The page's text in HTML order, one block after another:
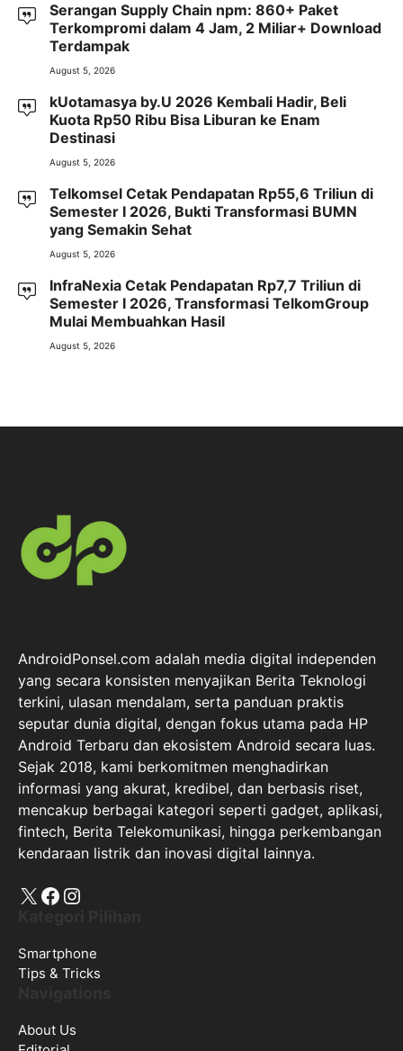
Serangan Supply Chain npm: 860+ Paket
Terkompromi dalam 4 Jam, 2 Miliar+ Download
Terdampak
August 5, 2026
kUotamasya by.U 2026 Kembali Hadir, Beli
Kuota Rp50 Ribu Bisa Liburan ke Enam
Destinasi
August 5, 2026
Telkomsel Cetak Pendapatan Rp55,6 Triliun di
Semester I 2026, Bukti Transformasi BUMN
yang Semakin Sehat
August 5, 2026
InfraNexia Cetak Pendapatan Rp7,7 Triliun di
Semester I 2026, Transformasi TelkomGroup
Mulai Membuahkan Hasil
August 5, 2026
AndroidPonsel.com adalah media digital independen
yang secara konsisten menyajikan Berita Teknologi
terkini, ulasan mendalam, serta panduan praktis
seputar dunia digital, dengan fokus utama pada HP
Android Terbaru dan ekosistem Android secara luas.
Sejak 2018, kami berkomitmen menghadirkan
informasi yang akurat, kredibel, dan berbasis riset,
mencakup berbagai kategori seperti gadget, aplikasi,
fintech, Berita Telekomunikasi, hingga perkembangan
kendaraan listrik dan inovasi digital lainnya.
X Facebook
Instagram
Smartphone
Tips & Tricks
About Us